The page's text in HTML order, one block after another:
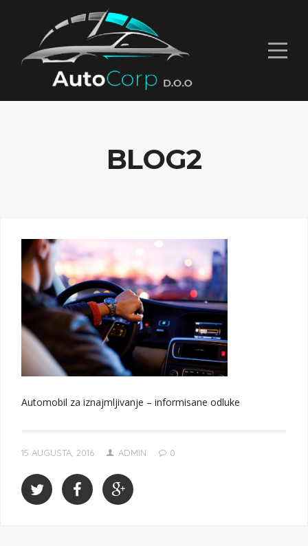
BLOG2
Automobil za iznajmljivanje – informisane odluke
15 AUGUSTA, 2016 ADMIN 0